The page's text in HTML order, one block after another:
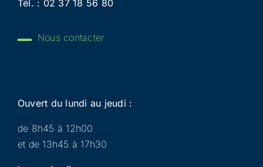
Tél. : 02 37 18 56 80
Nous contacter
Ouvert du lundi au jeudi :
de 8h45 à 12h00
et de 13h45 à 17h30